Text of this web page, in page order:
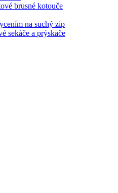
brusné kotouče
na suchý zip
sekáče a prýskače